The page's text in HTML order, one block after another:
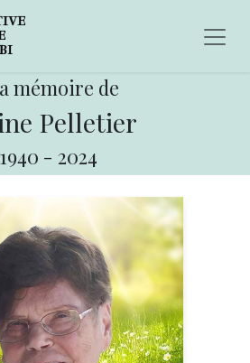
mémoire de
Pelletier
1940 - 2024